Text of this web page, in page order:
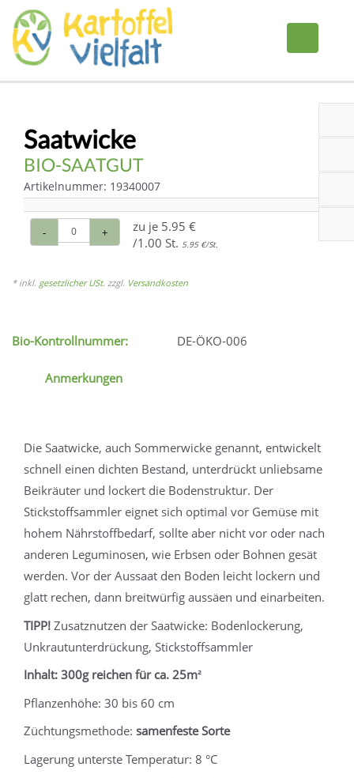
Saatwicke
BIO-SAATGUT
Artikelnummer: 19340007
- + zu je 5.95 €
/1.00 St. 5.95 €/St.
* inkl. gesetzlicher USt. zzgl. Versandkosten
Bio-Kontrollnummer: DE-ÖKO-006
Anmerkungen
Die Saatwicke, auch Sommerwicke genannt, entwickelt
schnell einen dichten Bestand, unterdrückt unliebsame
Beikräuter und lockert die Bodenstruktur. Der
Stickstoffsammler eignet sich optimal vor Gemüse mit
hohem Nährstoffbedarf, sollte aber nicht vor oder nach
anderen Leguminosen, wie Erbsen oder Bohnen gesät
werden. Vor der Aussaat den Boden leicht lockern und
glatt rechen, dann breitwürfig aussäen und einarbeiten.
TIPP! Zusatznutzen der Saatwicke: Bodenlockerung,
Unkrautunterdrückung, Stickstoffsammler
Inhalt: 300g reichen für ca. 25m²
Pflanzenhöhe: 30 bis 60 cm
Züchtungsmethode: samenfeste Sorte
Lagerung unterste Temperatur: 8 °C